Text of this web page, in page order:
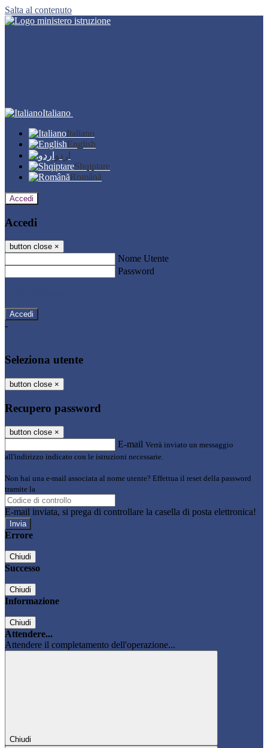
Salta al contenuto
Italiano
Italiano
English
اردو
Shqiptare
Română
Accedi
Accedi
button close ×
Nome Utente
Password
-
Seleziona utente
button close ×
Recupero password
button close ×
E-mail Verrà inviato un messaggio
all'indirizzo indicato con le istruzioni necessarie.
Non hai una e-mail associata al nome utente? Effettua il reset della password
tramite la
E-mail inviata, si prega di controllare la casella di posta elettronica!
Errore
Chiudi
Successo
Chiudi
Informazione
Chiudi
Attendere...
Attendere il completamento dell'operazione...
Chiudi